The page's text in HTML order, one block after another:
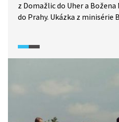
z Domažlic do Uher a
do Prahy. Ukázka z minisérie
o Českomoravském
spojovala myšlenka, že
a spolupráce.